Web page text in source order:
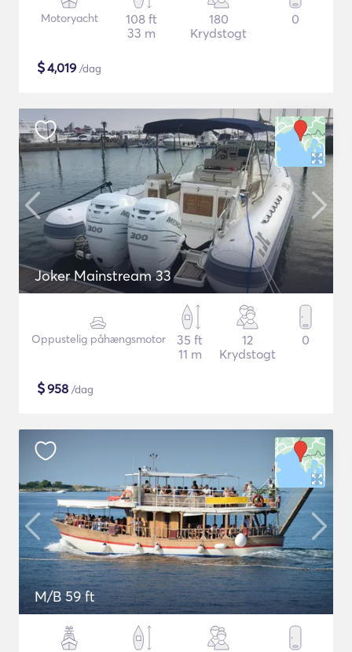
Motoryacht
108 ft
33 m
180
Krydstogt
0
$4,019 /dag
Joker Mainstream 33
Oppustelig påhængsmotor
35 ft
11 m
12
Krydstogt
0
$958 /dag
M/B 59 ft